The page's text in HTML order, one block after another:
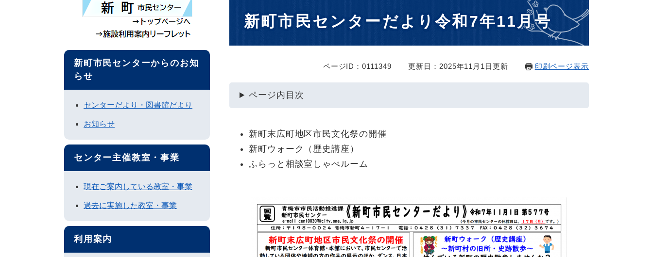
新町市民センターだより令和7年11月号
ページID：0111349 更新日：2025年11月1日更新 印刷ページ表示
ページ内目次
新町末広町地区市民文化祭の開催
新町ウォーク（歴史講座）
ふらっと相談室しゃべルーム
新町市民センターからのお知
らせ
センターだより・図書館だより
お知らせ
センター主催教室・事業
現在ご案内している教室・事業
過去に実施した教室・事業
利用案内